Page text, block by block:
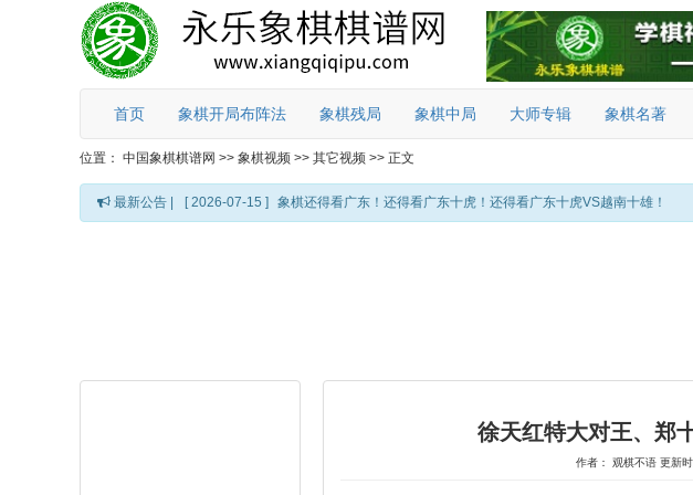
首页 象棋开局布阵法 象棋残局 象棋中局 大师专辑 象棋名著
位置： 中国象棋棋谱网 >> 象棋视频 >> 其它视频 >> 正文
最新公告 | [ 2026-07-15 ] 象棋还得看广东！还得看广东十虎！还得看广东十虎VS越南十雄！
徐天红特大对王、郑
作者： 观棋不语 更新